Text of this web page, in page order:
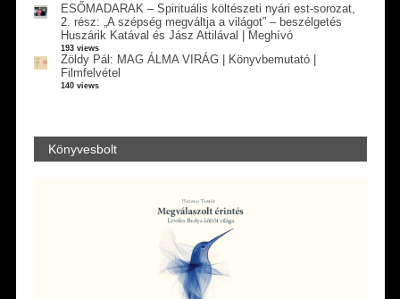
ESŐMADARAK – Spirituális költészeti nyári est-sorozat,
2. rész: „A szépség megváltja a világot” – beszélgetés
Huszárik Katával és Jász Attilával | Meghívó
193 views
Zöldy Pál: MAG ÁLMA VIRÁG | Könyvbemutató |
Filmfelvétel
140 views
Könyvesbolt